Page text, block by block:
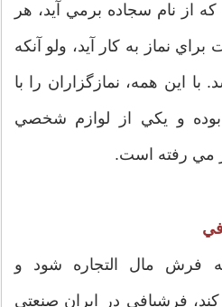
كه از نام سجاده برمي آيد، هر
نماز به كار آيد، ولو آنكه
اين همه، نمازگزاران را با
و یكي از لوازم شخصي
مي رفته است.
فرش مال التجاره شود و
كند، فرشبافي در ايران صنعتي